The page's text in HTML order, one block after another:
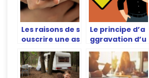
Les raisons de s
ouscrire une as
Le principe d’a
ggravation d’u
e a un accident
de la route